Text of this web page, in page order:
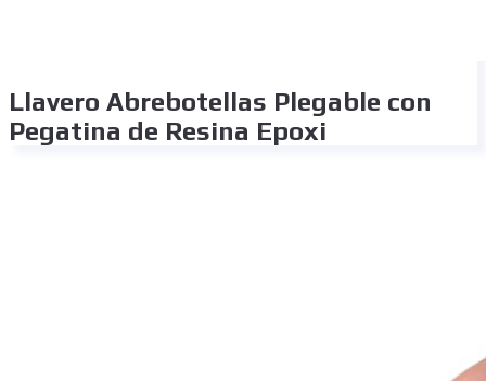
Llavero Abrebotellas Plegable con
Pegatina de Resina Epoxi